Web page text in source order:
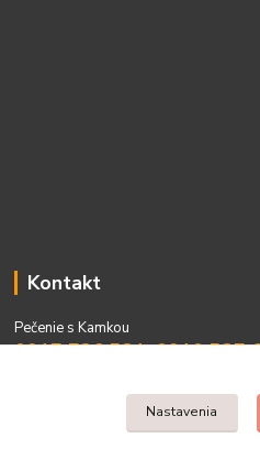
Kontakt
Pečenie s Kamkou
0917 736 531, 0910 537
Nastavenia